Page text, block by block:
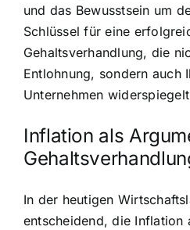
und das Bewusstsein um
Schlüssel für eine
Gehaltsverhandlung, die
Entlohnung, sondern auch
Unternehmen
Inflation als
In der heutigen
entscheidend, die Inflation